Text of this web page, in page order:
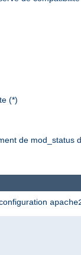
(*)
de mod_status